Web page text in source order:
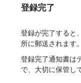
登録完了
登録が完了すると
所に郵送されます。
登録完了通知書は
で、大切に保管し